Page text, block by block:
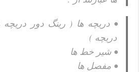
• دریچه ها ( رینگ دور
دریچه )
• شیر خط ها
• مفصل ها